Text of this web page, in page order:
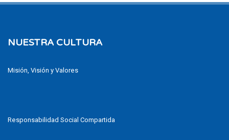
NUESTRA CULTURA
Misión, Visión y Valores
Responsabilidad Social Compartida